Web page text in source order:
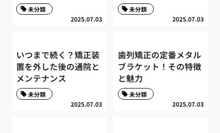
2025.07.03
未分類
2025.07.03
未分類
いつまで続く？矯正装
置を外した後の通院と
メンテナンス
2025.07.03
未分類
歯列矯正の定番メタル
ブラケット！その特徴
と魅力
2025.07.03
未分類